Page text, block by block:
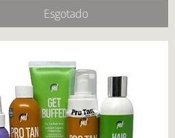
Esgotado